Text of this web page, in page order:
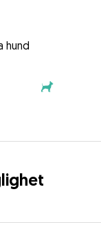
hund